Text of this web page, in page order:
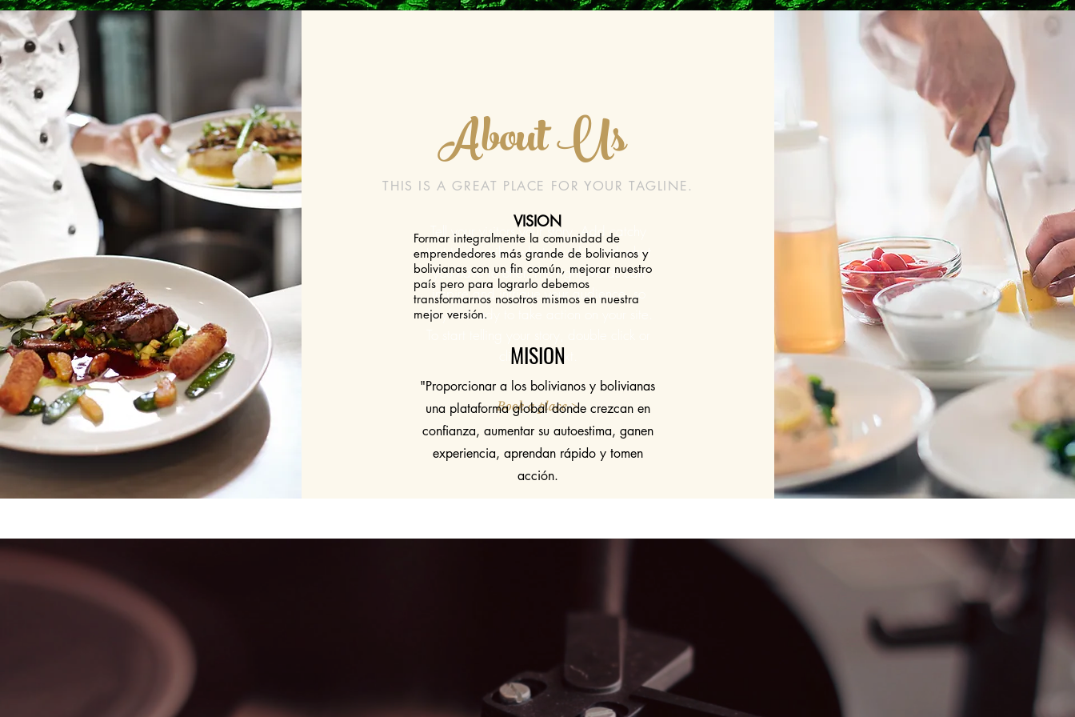
About Us
THIS IS A GREAT PLACE FOR YOUR TAGLINE.
Tell your visitors your story. Add catchy
text to describe what you do, and what
you have to offer. The right words can
inspire and intrigue your audience, so
they’re ready to take action on your site.
click Edit Text.
Book a place >
VISION
Formar integralmente la comunidad de
emprendedores más grande de bolivianos y
bolivianas con un fin común, mejorar nuestro
país pero para lograrlo debemos
transformarnos nosotros mismos en nuestra
mejor versión.
MISION
"Proporcionar a los bolivianos y bolivianas
una plataforma global donde crezcan en
confianza, aumentar su autoestima, ganen
experiencia, aprendan rápido y tomen
acción.